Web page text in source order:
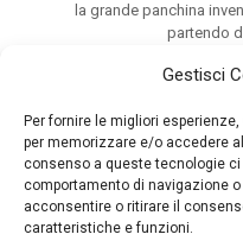
Gestisci
Per fornire le migliori
per memorizzare e/o accedere
consenso a queste tecnologie ci
comportamento di navigazione
acconsentire o ritirare il
caratteristiche e funzioni.
la grande panchina
partendo